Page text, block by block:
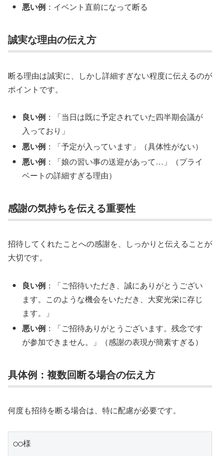
悪い例 ：イベント直前になって断る
誠実な理由の伝え方
断る理由は誠実に、しかし詳細すぎない程度に伝えるのが
ポイントです。
良い例 ：「当日は既に予定されていた四半期会議が
入っており」
悪い例 ：「予定が入っています」（具体性がない）
悪い例 ：「娘の習い事の送迎があって…」（プライ
ベートの詳細すぎる理由）
感謝の気持ちを伝える重要性
招待してくれたことへの感謝を、しっかりと伝えることが
大切です。
良い例 ：「ご招待いただき、誠にありがとうござい
ます。このような機会をいただき、大変光栄に存じ
ます。」
悪い例 ：「ご招待ありがとうございます。残念です
が参加できません。」（感謝の表現が簡素すぎる）
具体例：複数回断る場合の伝え方
何度も招待を断る場合は、特に配慮が必要です。
○○様